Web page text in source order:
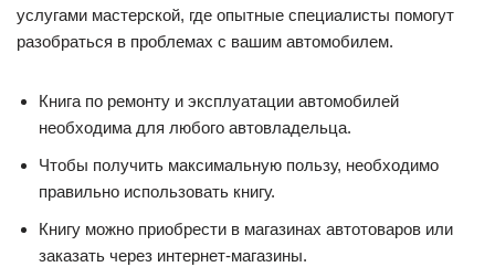
услугами мастерской, где опытные специалисты помогут
разобраться в проблемах с вашим автомобилем.
Книга по ремонту и эксплуатации автомобилей
необходима для любого автовладельца.
Чтобы получить максимальную пользу, необходимо
правильно использовать книгу.
Книгу можно приобрести в магазинах автотоваров или
заказать через интернет-магазины.